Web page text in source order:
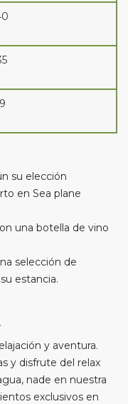
su elección
en Sea plane
una botella de vino
selección de
estancia.
y aventura.
y disfrute del relax
nade en nuestra
exclusivos en